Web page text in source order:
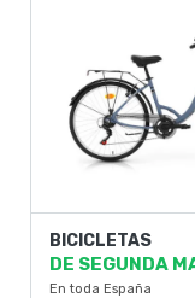
BICICLETAS
DE SEGUNDA
En toda España